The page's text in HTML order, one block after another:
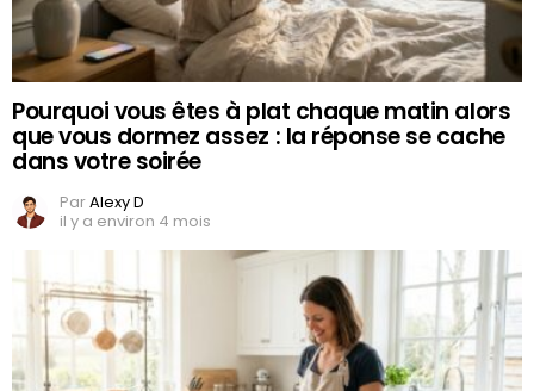
Pourquoi vous êtes à plat chaque matin alors
que vous dormez assez : la réponse se cache
dans votre soirée
ParAlexy D
il y a environ 4 mois